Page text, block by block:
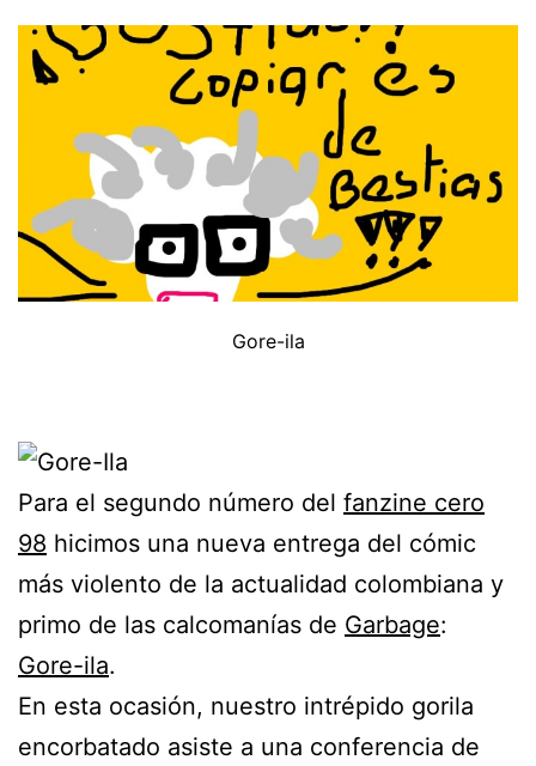
Gore-ila
Para el segundo número del fanzine cero
98 hicimos una nueva entrega del cómic
más violento de la actualidad colombiana y
primo de las calcomanías de Garbage:
Gore-ila.
En esta ocasión, nuestro intrépido gorila
encorbatado asiste a una conferencia de